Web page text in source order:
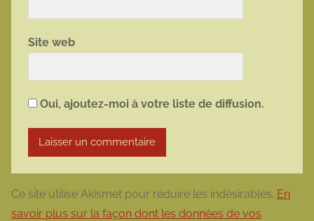
Site web
Oui, ajoutez-moi à votre liste de diffusion.
Ce site utilise Akismet pour réduire les indésirables. En
savoir plus sur la façon dont les données de vos